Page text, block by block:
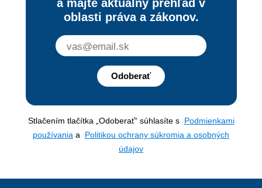
a majte aktuálny prehľad v
oblasti práva a zákonov.
Odoberať
Stlačením tlačítka „Odoberať“ súhlasíte s Podmienkami
používania a Politikou ochrany súkromia a osobných
údajov